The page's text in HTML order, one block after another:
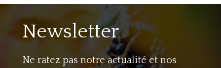
Newsletter
Ne ratez pas notre actualité et nos